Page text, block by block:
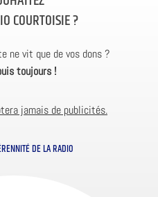
COURTOISIE ?
ne vit que de vos dons ?
toujours !
jamais de publicités.
DE LA RADIO